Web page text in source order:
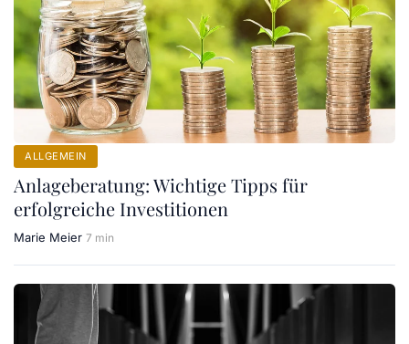
ALLGEMEIN
Anlageberatung: Wichtige Tipps für
erfolgreiche Investitionen
Marie Meier 7 min